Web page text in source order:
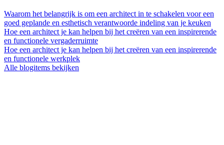
Waarom het belangrijk is om een architect in te schakelen voor een
goed geplande en esthetisch verantwoorde indeling van je keuken
Hoe een architect je kan helpen bij het creëren van een inspirerende
en functionele vergaderruimte
Hoe een architect je kan helpen bij het creëren van een inspirerende
en functionele werkplek
Alle blogitems bekijken